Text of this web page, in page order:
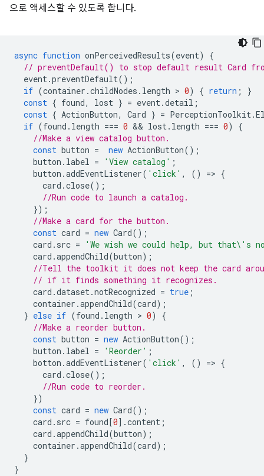
으로 액세스할 수 있도록 합니다.
async function onPerceivedResults(event)
{
// preventDefault() to stop default result Card
event.preventDefault();
if (container .childNodes . length > 0) { return ;
}
const { found, lost } = event.detail ;
const { ActionButton, Card } = PerceptionToolkit.
if (found . length === 0 && lost. length === 0)
{
//Make a view catalog button.
const button = new ActionButton();
button . label = 'View catalog' ;
button .addEventListener( 'click' , () => {
card .close();
//Run code to launch a catalog.
});
//Make a card for the button.
const card = new Card();
card . src =
'We wish we could help, but that\'s
card .appendChild(button);
//Tell the toolkit it does not keep the card
// if it finds something it recognizes.
card .dataset.notRecognized = true ;
container .appendChild(card);
} else if (found . length > 0)
{
//Make a reorder button.
const button = new ActionButton();
button . label = 'Reorder' ;
botton .addEventListener( 'click' , () => {
card .close();
//Run code to reorder.
})
const card = new Card();
card . src = found[0].content ;
card .appendChild(button);
container .appendChild(card);
}
}